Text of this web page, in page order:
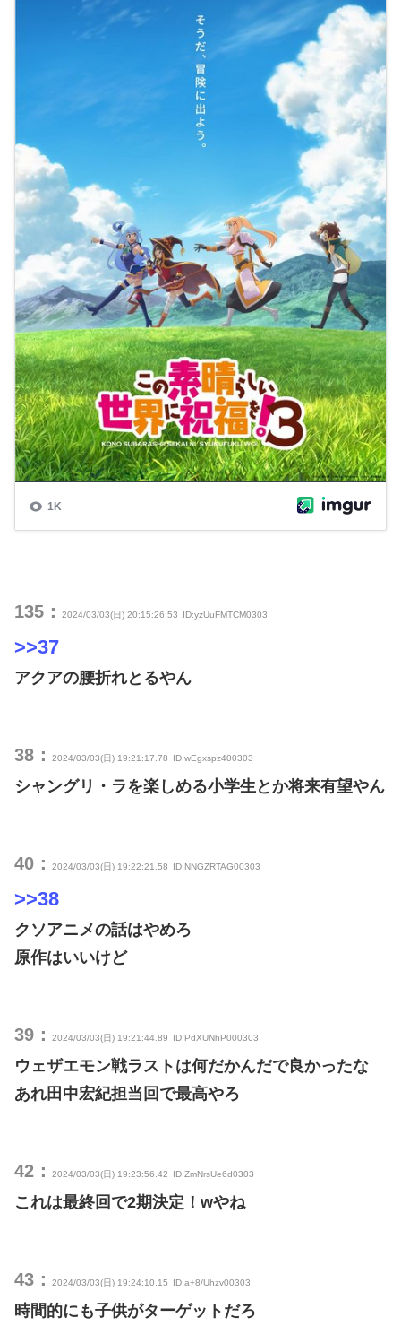
135： 2024/03/03(日) 20:15:26.53 ID:yzUuFMTCM0303
>>37
アクアの腰折れとるやん
38： 2024/03/03(日) 19:21:17.78 ID:wEgxspz400303
シャングリ・ラを楽しめる小学生とか将来有望やん
40： 2024/03/03(日) 19:22:21.58 ID:NNGZRTAG00303
>>38
クソアニメの話はやめろ
原作はいいけど
39： 2024/03/03(日) 19:21:44.89 ID:PdXUNhP000303
ウェザエモン戦ラストは何だかんだで良かったな
あれ田中宏紀担当回で最高やろ
42： 2024/03/03(日) 19:23:56.42 ID:ZmNrsUe6d0303
これは最終回で2期決定！wやね
43： 2024/03/03(日) 19:24:10.15 ID:a+8/Uhzv00303
時間的にも子供がターゲットだろ